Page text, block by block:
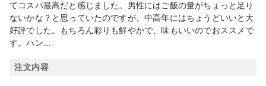
てコスパ最高だと感じました。男性にはご飯の量がちょっと足り
ないかな？と思っていたのですが、中高年にはちょうどいいと大
好評でした。もちろん彩りも鮮やかで、味もいいのでおススメで
す。ハン...
注文内容